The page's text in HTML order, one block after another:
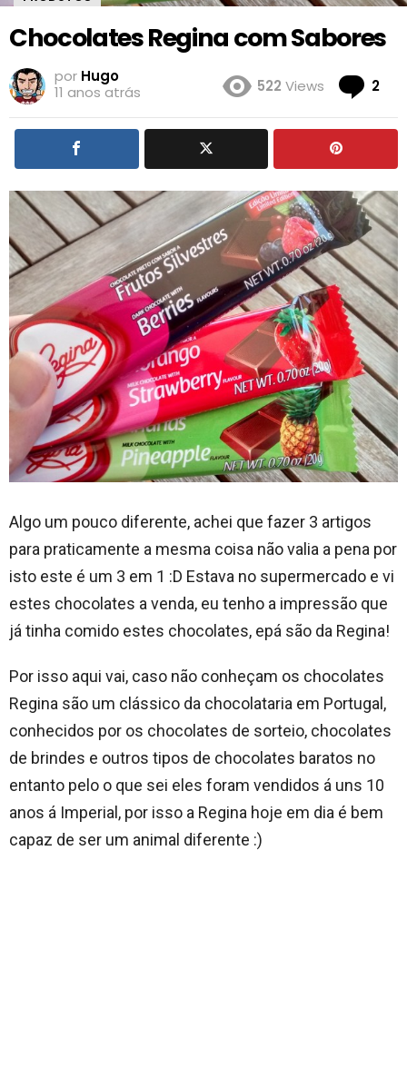
Chocolates Regina com Sabores
por Hugo
11 anos atrás
522 Views 2
Algo um pouco diferente, achei que fazer 3 artigos
para praticamente a mesma coisa não valia a pena por
isto este é um 3 em 1 :D Estava no supermercado e vi
estes chocolates a venda, eu tenho a impressão que
já tinha comido estes chocolates, epá são da Regina!
Por isso aqui vai, caso não conheçam os chocolates
Regina são um clássico da chocolataria em Portugal,
conhecidos por os chocolates de sorteio, chocolates
de brindes e outros tipos de chocolates baratos no
entanto pelo o que sei eles foram vendidos á uns 10
anos á Imperial, por isso a Regina hoje em dia é bem
capaz de ser um animal diferente :)